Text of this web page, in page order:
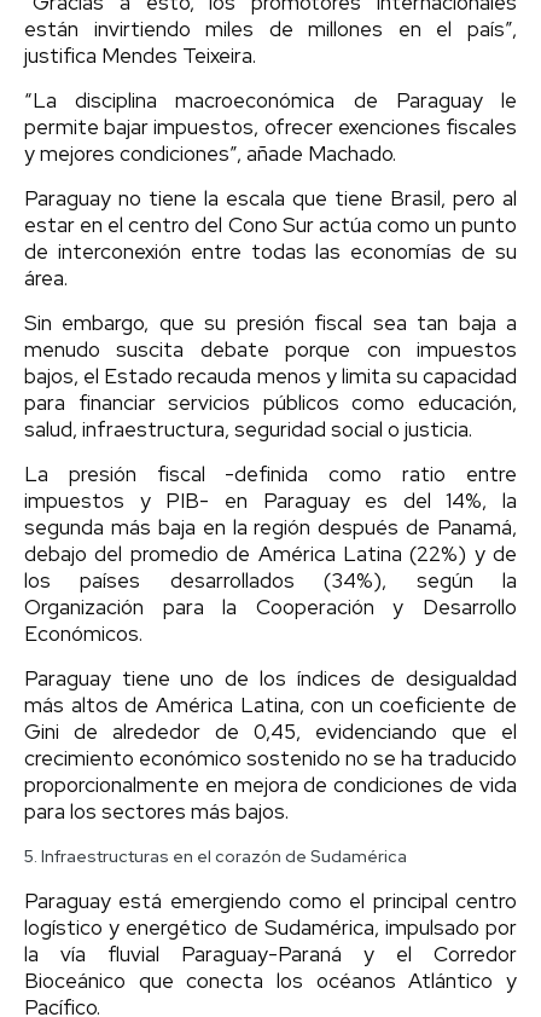
están invirtiendo miles de millones en el país”,
justifica Mendes Teixeira.
“La disciplina macroeconómica de Paraguay le
permite bajar impuestos, ofrecer exenciones fiscales
y mejores condiciones”, añade Machado.
Paraguay no tiene la escala que tiene Brasil, pero al
estar en el centro del Cono Sur actúa como un punto
de interconexión entre todas las economías de su
área.
Sin embargo, que su presión fiscal sea tan baja a
menudo suscita debate porque con impuestos
bajos, el Estado recauda menos y limita su capacidad
para financiar servicios públicos como educación,
salud, infraestructura, seguridad social o justicia.
La presión fiscal -definida como ratio entre
impuestos y PIB- en Paraguay es del 14%, la
segunda más baja en la región después de Panamá,
debajo del promedio de América Latina (22%) y de
los países desarrollados (34%), según la
Organización para la Cooperación y Desarrollo
Económicos.
Paraguay tiene uno de los índices de desigualdad
más altos de América Latina, con un coeficiente de
Gini de alrededor de 0,45, evidenciando que el
crecimiento económico sostenido no se ha traducido
proporcionalmente en mejora de condiciones de vida
para los sectores más bajos.
5. Infraestructuras en el corazón de Sudamérica
Paraguay está emergiendo como el principal centro
logístico y energético de Sudamérica, impulsado por
la vía fluvial Paraguay-Paraná y el Corredor
Bioceánico que conecta los océanos Atlántico y
Pacífico.